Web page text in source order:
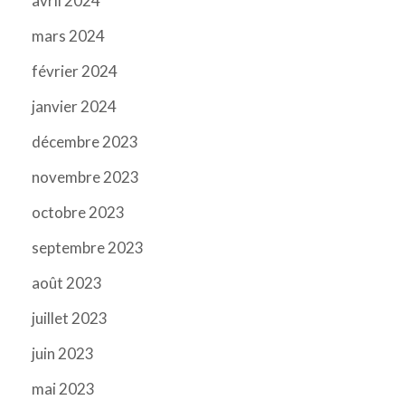
mars 2024
février 2024
janvier 2024
décembre 2023
novembre 2023
octobre 2023
septembre 2023
août 2023
juillet 2023
juin 2023
mai 2023